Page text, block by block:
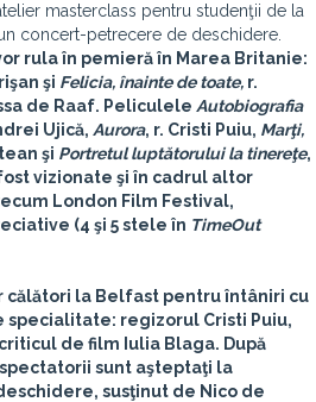
masterclass pentru studenţii de la
concert-petrecere de deschidere.
rula în pemieră în Marea Britanie:
şi Felicia, înainte de toate, r.
de Raaf. Peliculele Autobiografia
Ujică, Aurora, r. Cristi Puiu, Marţi,
şi Portretul luptătorului la tinereţe,
vizionate şi în cadrul altor
London Film Festival,
(4 şi 5 stele în TimeOut
călători la Belfast pentru întâniri cu
specialitate: regizorul Cristi Puiu,
de film Iulia Blaga. După
sunt aşteptaţi la
susţinut de Nico de